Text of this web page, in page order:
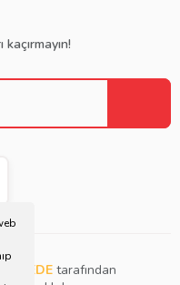
DEDE tarafından